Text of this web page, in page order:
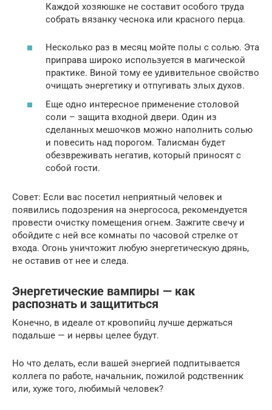
Каждой хозяюшке не составит особого труда
собрать вязанку чеснока или красного перца.
Несколько раз в месяц мойте полы с солью. Эта
приправа широко используется в магической
практике. Виной тому ее удивительное свойство
очищать энергетику и отпугивать злых духов.
Еще одно интересное применение столовой
соли – защита входной двери. Один из
сделанных мешочков можно наполнить солью
и повесить над порогом. Талисман будет
обезвреживать негатив, который приносят с
собой гости.
Совет: Если вас посетил неприятный человек и
появились подозрения на энергососа, рекомендуется
провести очистку помещения огнем. Зажгите свечу и
обойдите с ней все комнаты по часовой стрелке от
входа. Огонь уничтожит любую энергетическую дрянь,
не оставив от нее и следа.
Энергетические вампиры — как
распознать и защититься
Конечно, в идеале от кровопийц лучше держаться
подальше — и нервы целее будут.
Но что делать, если вашей энергией подпитывается
коллега по работе, начальник, пожилой родственник
или, хуже того, любимый человек?